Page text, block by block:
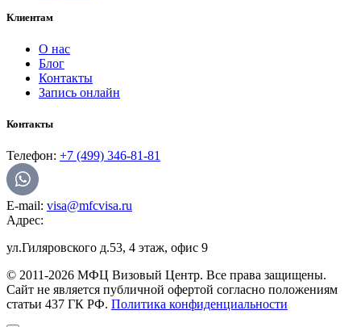
Клиентам
О нас
Блог
Контакты
Запись онлайн
Контакты
Телефон: +7 (499) 346-81-81
E-mail: visa@mfcvisa.ru
Адрес:
ул.Гиляровского д.53, 4 этаж, офис 9
© 2011-2026 МФЦ Визовый Центр. Все права защищены.
Сайт не является публичной офертой согласно положениям
статьи 437 ГК РФ. Политика конфиденциальности